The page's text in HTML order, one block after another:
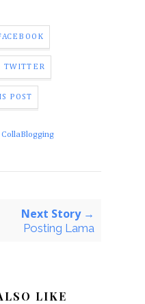
TWITTER
POST
CollaBlogging
Next Story →
Posting Lama
LIKE